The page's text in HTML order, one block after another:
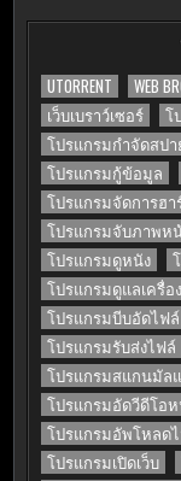
UTORRENT WEB
เว็บเบราว์เซอร์
โ
โปรแกรมกำจัดสป
โปรแกรมกู้ข้อมูล
โปรแกรมจัดการฮา
โปรแกรมจับภาพห
โปรแกรมดูหนัง
โปรแกรมดูแลเครื่อ
โปรแกรมบีบอัดไฟล์
โปรแกรมรับส่งไฟล์
โปรแกรมสแกนมัล
โปรแกรมอัดวีดีโอ
โปรแกรมอัพโหลด
โปรแกรมเปิดเว็บ